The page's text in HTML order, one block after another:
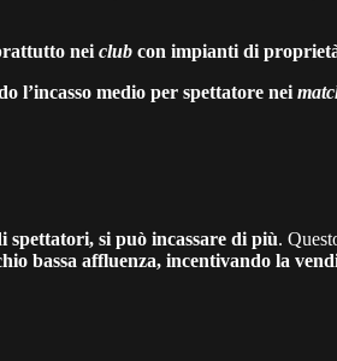
nei club con impianti di
l’incasso medio per spettatore nei
spettatori, si può incassare di più.
bassa affluenza, incentivando la